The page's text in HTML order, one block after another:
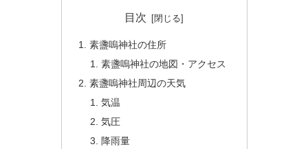
目次
素盞嗚神社の住所
素盞嗚神社の地図・アクセス
素盞嗚神社周辺の天気
気温
気圧
降雨量